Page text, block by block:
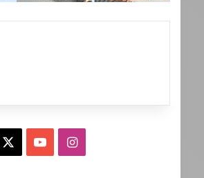
YouTubeInstagram